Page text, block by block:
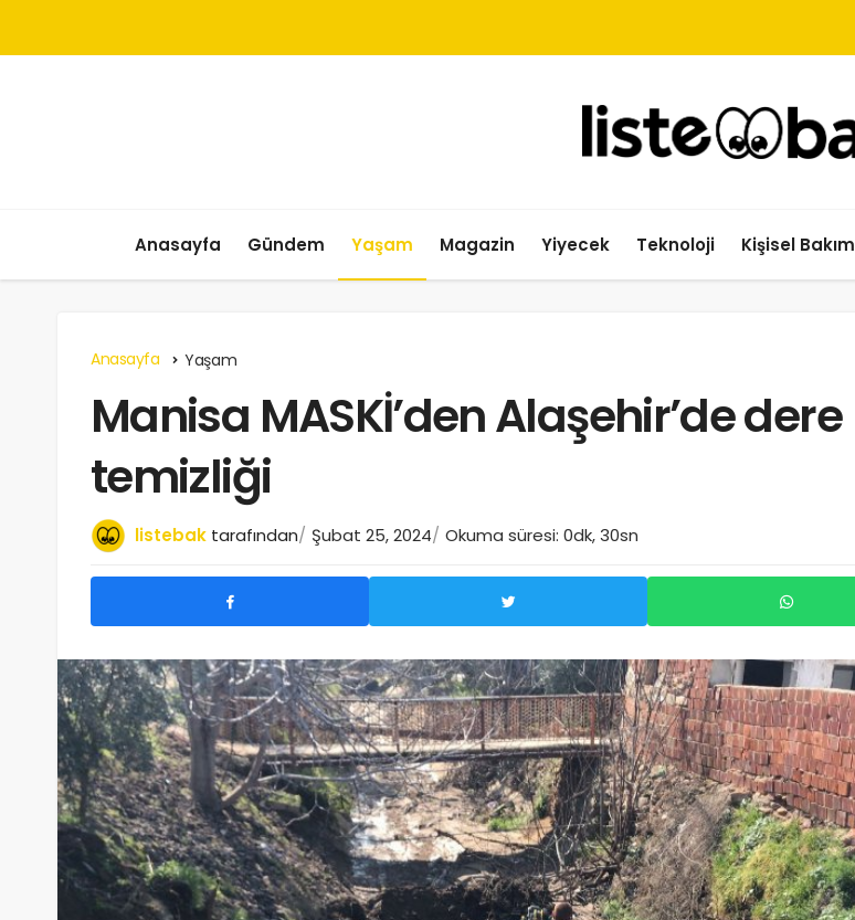
Anasayfa Gündem Yaşam Magazin Yiyecek Teknoloji Kişisel Bakım
Anasayfa Yaşam
Manisa MASKİ’den Alaşehir’de dere
temizliği
listebak tarafından Şubat 25, 2024 Okuma süresi: 0dk, 30sn